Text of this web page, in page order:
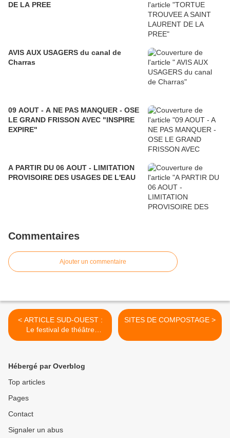
DE LA PREE
AVIS AUX USAGERS du canal de
Charras
09 AOUT - A NE PAS MANQUER - OSE
LE GRAND FRISSON AVEC "INSPIRE
EXPIRE"
A PARTIR DU 06 AOUT - LIMITATION
PROVISOIRE DES USAGES DE L'EAU
Commentaires
Ajouter un commentaire
< ARTICLE SUD-OUEST :
Le festival de théâtre
Montoridot s'ancre dans la
SITES DE COMPOSTAGE >
Hébergé par Overblog
Top articles
Pages
Contact
Signaler un abus